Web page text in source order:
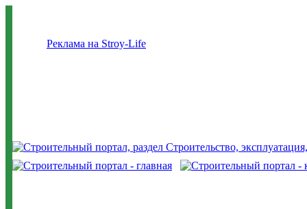
Реклама на Stroy-Life